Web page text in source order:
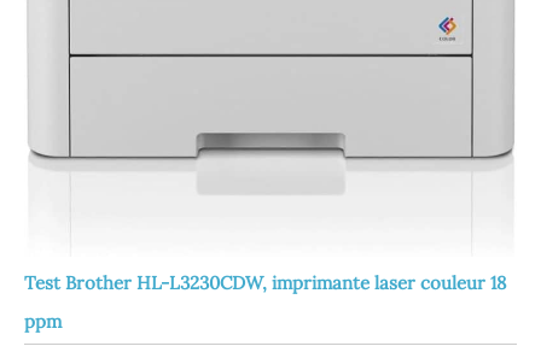
Test Brother HL-L3230CDW, imprimante laser couleur 18
ppm